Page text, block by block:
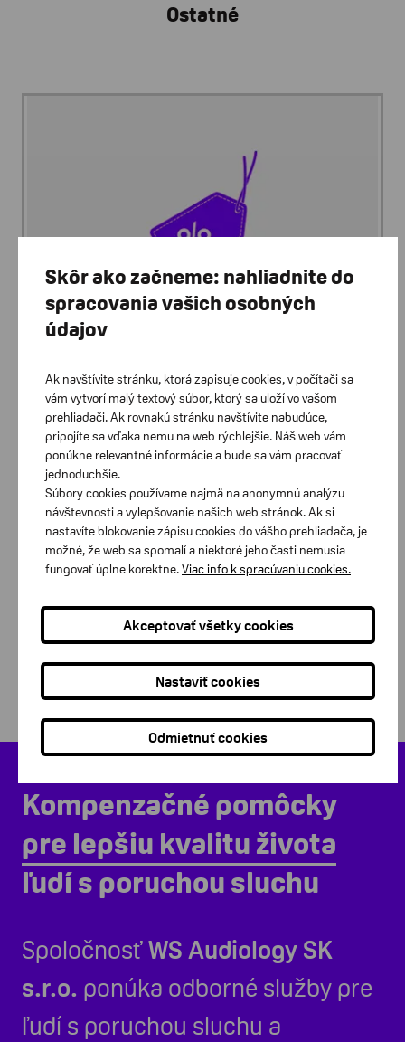
Ostatné
Akcia
Kompenzačné pomôcky
pre lepšiu kvalitu života
ľudí s poruchou sluchu
SpoločnosťWS Audiology SK
s.r.o. ponúka odborné služby pre
ľudí s poruchou sluchu a
Skôr ako začneme: nahliadnite do
spracovania vašich osobných
údajov
Ak navštívite stránku, ktorá zapisuje cookies, v počítači sa
vám vytvorí malý textový súbor, ktorý sa uloží vo vašom
prehliadači. Ak rovnakú stránku navštívite nabudúce,
pripojíte sa vďaka nemu na web rýchlejšie. Náš web vám
ponúkne relevantné informácie a bude sa vám pracovať
jednoduchšie.
Súbory cookies používame najmä na anonymnú analýzu
návštevnosti a vylepšovanie našich web stránok. Ak si
nastavíte blokovanie zápisu cookies do vášho prehliadača, je
možné, že web sa spomalí a niektoré jeho časti nemusia
fungovať úplne korektne.Viac info k spracúvaniu cookies.
Akceptovať všetky cookies
Nastaviť cookies
Odmietnuť cookies